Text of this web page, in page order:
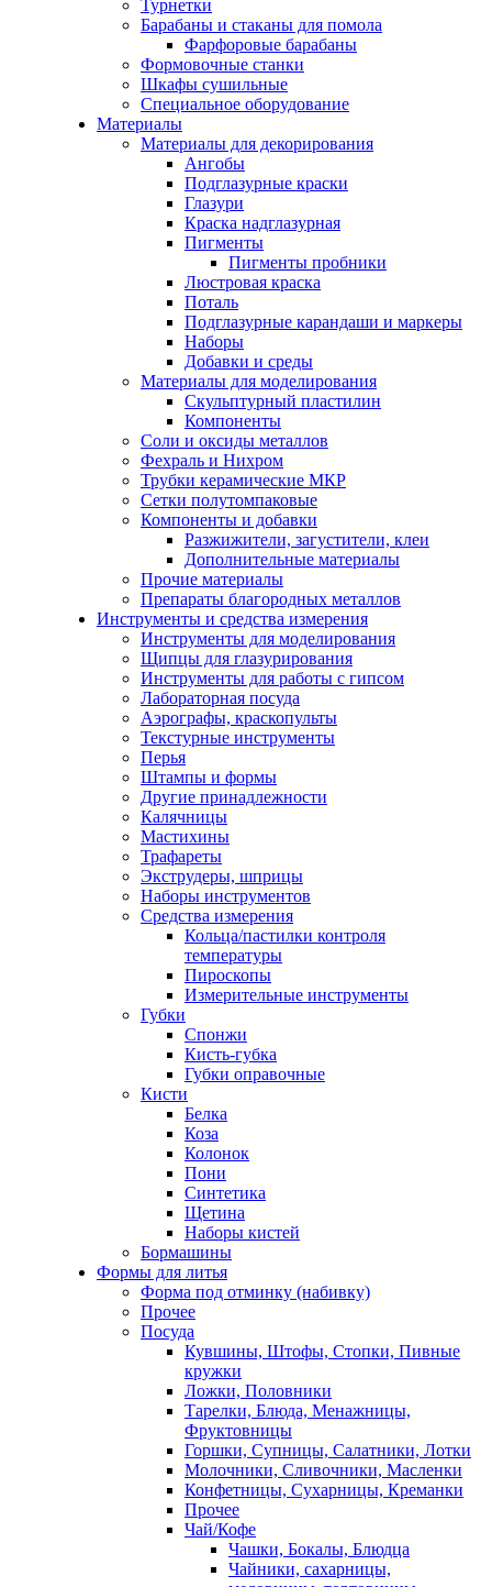
Турнетки
Барабаны и стаканы для помола
Фарфоровые барабаны
Формовочные станки
Шкафы сушильные
Специальное оборудование
Материалы
Материалы для декорирования
Ангобы
Подглазурные краски
Глазури
Краска надглазурная
Пигменты
Пигменты пробники
Люстровая краска
Поталь
Подглазурные карандаши и маркеры
Наборы
Добавки и среды
Материалы для моделирования
Скульптурный пластилин
Компоненты
Соли и оксиды металлов
Фехраль и Нихром
Трубки керамические МКР
Сетки полутомпаковые
Компоненты и добавки
Разжижители, загустители, клеи
Дополнительные материалы
Прочие материалы
Препараты благородных металлов
Инструменты и средства измерения
Инструменты для моделирования
Щипцы для глазурирования
Инструменты для работы с гипсом
Лабораторная посуда
Аэрографы, краскопульты
Текстурные инструменты
Перья
Штампы и формы
Другие принадлежности
Калячницы
Мастихины
Трафареты
Экструдеры, шприцы
Наборы инструментов
Средства измерения
Кольца/пастилки контроля
температуры
Пироскопы
Измерительные инструменты
Губки
Спонжи
Кисть-губка
Губки оправочные
Кисти
Белка
Коза
Колонок
Пони
Синтетика
Щетина
Наборы кистей
Бормашины
Формы для литья
Форма под отминку (набивку)
Прочее
Посуда
Кувшины, Штофы, Стопки, Пивные
кружки
Ложки, Половники
Тарелки, Блюда, Менажницы,
Фруктовницы
Горшки, Супницы, Салатники, Лотки
Молочники, Сливочники, Масленки
Конфетницы, Сухарницы, Креманки
Прочее
Чай/Кофе
Чашки, Бокалы, Блюдца
Чайники, сахарницы,